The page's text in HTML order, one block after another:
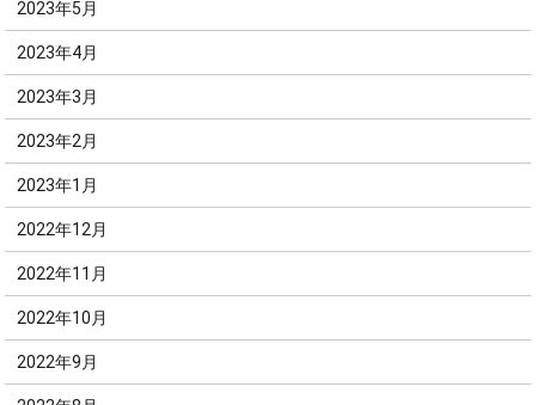
2023年5月
2023年4月
2023年3月
2023年2月
2023年1月
2022年12月
2022年11月
2022年10月
2022年9月